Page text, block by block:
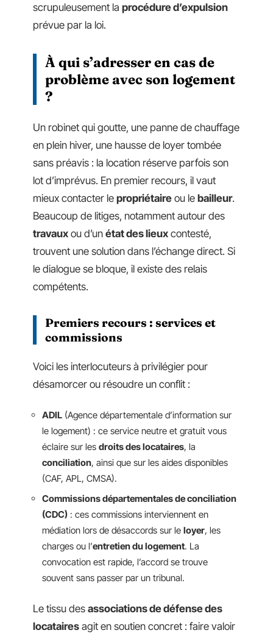
scrupuleusement la procédure d’expulsion
prévue par la loi.
À qui s’adresser en cas de
problème avec son logement
?
Un robinet qui goutte, une panne de chauffage
en plein hiver, une hausse de loyer tombée
sans préavis : la location réserve parfois son
lot d’imprévus. En premier recours, il vaut
mieux contacter le propriétaire ou le bailleur.
Beaucoup de litiges, notamment autour des
travaux ou d’un état des lieux contesté,
trouvent une solution dans l’échange direct. Si
le dialogue se bloque, il existe des relais
compétents.
Premiers recours : services et
commissions
Voici les interlocuteurs à privilégier pour
désamorcer ou résoudre un conflit :
ADIL (Agence départementale d’information sur
le logement) : ce service neutre et gratuit vous
éclaire sur les droits des locataires, la
conciliation, ainsi que sur les aides disponibles
(CAF, APL, CMSA).
Commissions départementales de conciliation
(CDC) : ces commissions interviennent en
médiation lors de désaccords sur le loyer, les
charges ou l’entretien du logement. La
convocation est rapide, l’accord se trouve
souvent sans passer par un tribunal.
Le tissu des associations de défense des
locataires agit en soutien concret : faire valoir